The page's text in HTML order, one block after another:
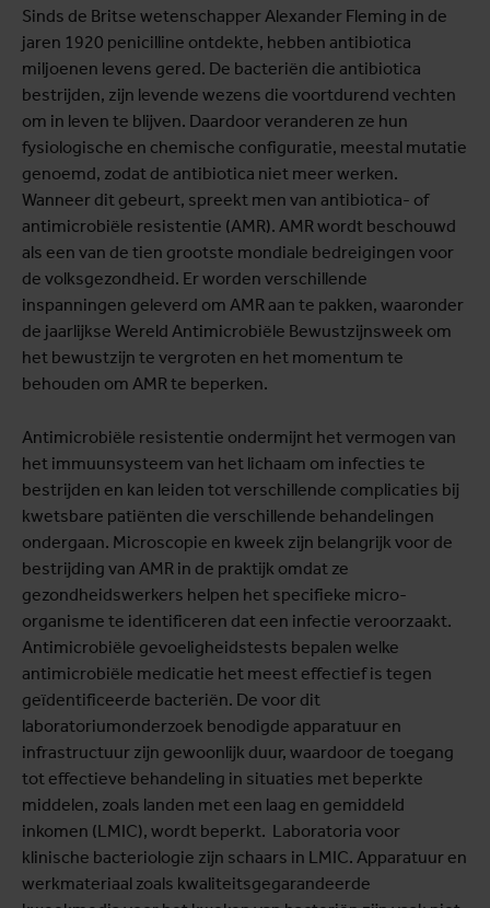
Sinds de Britse wetenschapper Alexander Fleming in de
jaren 1920 penicilline ontdekte, hebben antibiotica
miljoenen levens gered. De bacteriën die antibiotica
bestrijden, zijn levende wezens die voortdurend vechten
om in leven te blijven. Daardoor veranderen ze hun
fysiologische en chemische configuratie, meestal mutatie
genoemd, zodat de antibiotica niet meer werken.
Wanneer dit gebeurt, spreekt men van antibiotica- of
antimicrobiële resistentie (AMR). AMR wordt beschouwd
als een van de tien grootste mondiale bedreigingen voor
de volksgezondheid. Er worden verschillende
inspanningen geleverd om AMR aan te pakken, waaronder
de jaarlijkse Wereld Antimicrobiële Bewustzijnsweek om
het bewustzijn te vergroten en het momentum te
behouden om AMR te beperken.
Antimicrobiële resistentie ondermijnt het vermogen van
het immuunsysteem van het lichaam om infecties te
bestrijden en kan leiden tot verschillende complicaties bij
kwetsbare patiënten die verschillende behandelingen
ondergaan. Microscopie en kweek zijn belangrijk voor de
bestrijding van AMR in de praktijk omdat ze
gezondheidswerkers helpen het specifieke micro-
organisme te identificeren dat een infectie veroorzaakt.
Antimicrobiële gevoeligheidstests bepalen welke
antimicrobiële medicatie het meest effectief is tegen
geïdentificeerde bacteriën. De voor dit
laboratoriumonderzoek benodigde apparatuur en
infrastructuur zijn gewoonlijk duur, waardoor de toegang
tot effectieve behandeling in situaties met beperkte
middelen, zoals landen met een laag en gemiddeld
inkomen (LMIC), wordt beperkt. Laboratoria voor
klinische bacteriologie zijn schaars in LMIC. Apparatuur en
werkmateriaal zoals kwaliteitsgegarandeerde